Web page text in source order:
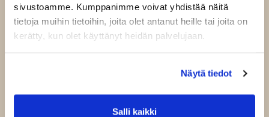
sivustoamme. Kumppanimme voivat yhdistää näitä
tietoja muihin tietoihin, joita olet antanut heille tai joita on
kerätty, kun olet käyttänyt heidän palvelujaan.
Näytä tiedot
Salli kaikki